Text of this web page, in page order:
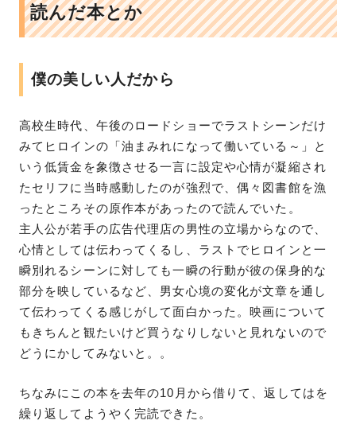
読んだ本とか
僕の美しい人だから
高校生時代、午後のロードショーでラストシーンだけ
みてヒロインの「油まみれになって働いている～」と
いう低賃金を象徴させる一言に設定や心情が凝縮され
たセリフに当時感動したのが強烈で、偶々図書館を漁
ったところその原作本があったので読んでいた。
主人公が若手の広告代理店の男性の立場からなので、
心情としては伝わってくるし、ラストでヒロインと一
瞬別れるシーンに対しても一瞬の行動が彼の保身的な
部分を映しているなど、男女心境の変化が文章を通し
て伝わってくる感じがして面白かった。映画について
もきちんと観たいけど買うなりしないと見れないので
どうにかしてみないと。。
ちなみにこの本を去年の10月から借りて、返してはを
繰り返してようやく完読できた。